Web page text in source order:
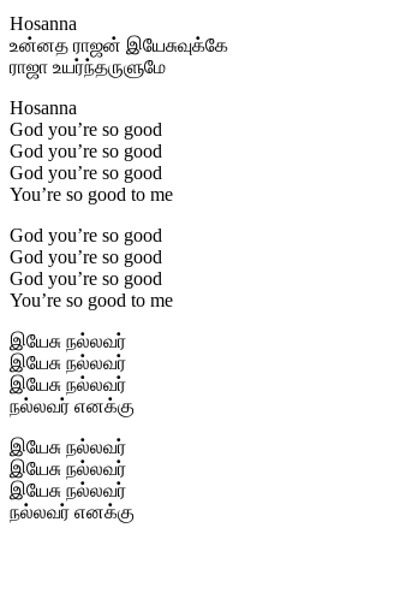
Hosanna
உன்னத ராஜன் இயேசுவுக்கே
ராஜா உயர்ந்தருளுமே
Hosanna
God you’re so good
God you’re so good
God you’re so good
You’re so good to me
God you’re so good
God you’re so good
God you’re so good
You’re so good to me
இயேசு நல்லவர்
இயேசு நல்லவர்
இயேசு நல்லவர்
நல்லவர் எனக்கு
இயேசு நல்லவர்
இயேசு நல்லவர்
இயேசு நல்லவர்
நல்லவர் எனக்கு